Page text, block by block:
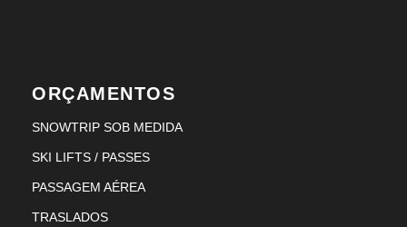
ORÇAMENTOS
SNOWTRIP SOB MEDIDA
SKI LIFTS / PASSES
PASSAGEM AÉREA
TRASLADOS